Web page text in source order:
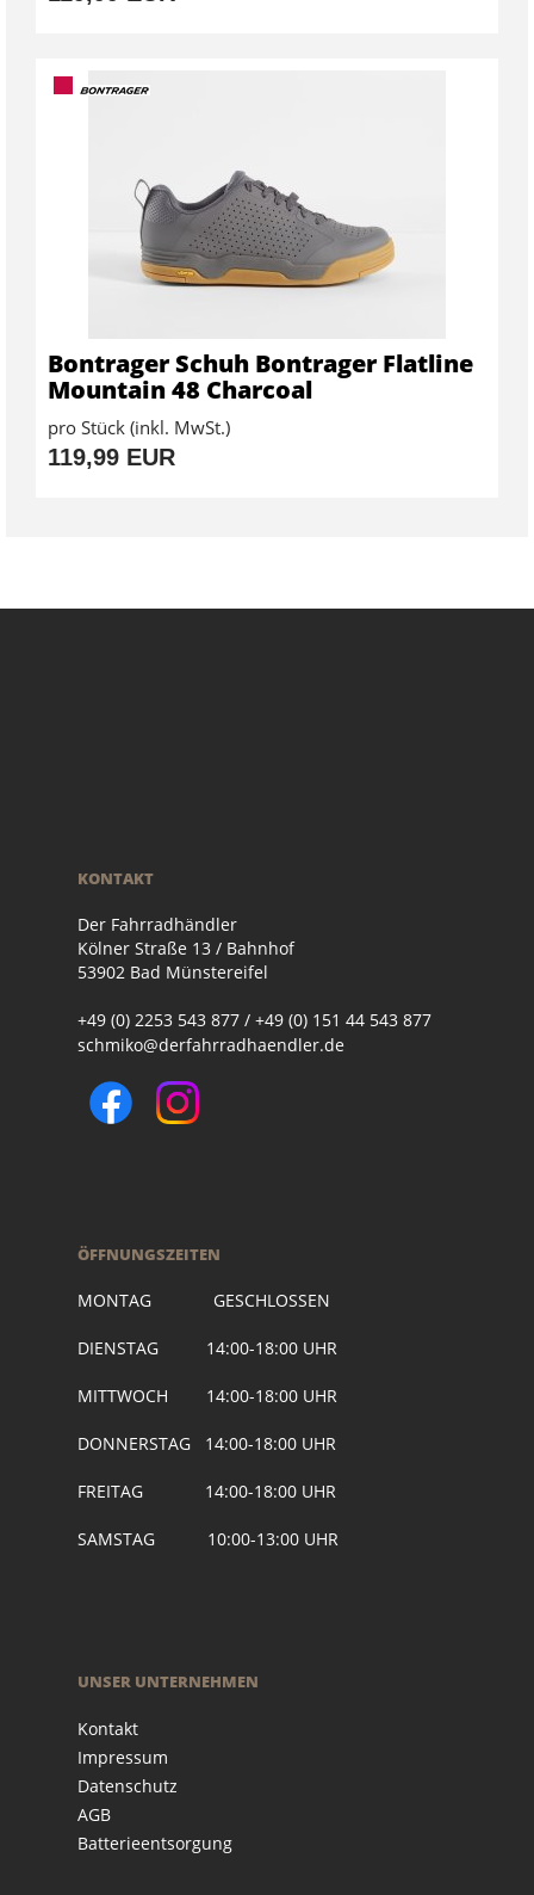
Bontrager Schuh Bontrager Flatline
Mountain 48 Charcoal
pro Stück (inkl. MwSt.)
119,99 EUR
KONTAKT
Der Fahrradhändler
Kölner Straße 13 / Bahnhof
53902 Bad Münstereifel
+49 (0) 2253 543 877 / +49 (0) 151 44 543 877
schmiko@derfahrradhaendler.de
ÖFFNUNGSZEITEN
MONTAG GESCHLOSSEN
DIENSTAG 14:00-18:00 UHR
MITTWOCH 14:00-18:00 UHR
DONNERSTAG 14:00-18:00 UHR
FREITAG 14:00-18:00 UHR
SAMSTAG 10:00-13:00 UHR
UNSER UNTERNEHMEN
Kontakt
Impressum
Datenschutz
AGB
Batterieentsorgung